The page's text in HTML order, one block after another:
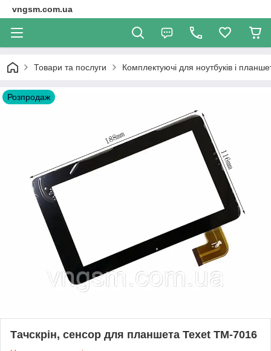
vngsm.com.ua
Товари та послуги Комплектуючі для ноутбуків і
Розпродаж
Тачскрін, сенсор для планшета Texet TM-7016